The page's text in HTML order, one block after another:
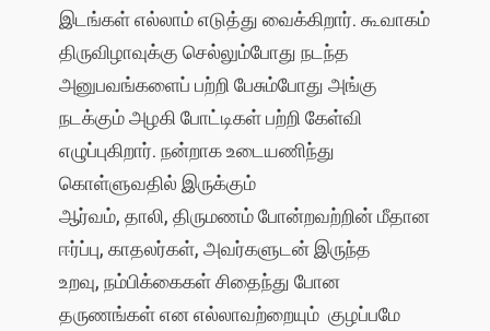
இடங்கள் எல்லாம் எடுத்து வைக்கிறார். கூவாகம்
திருவிழாவுக்கு செல்லும்போது நடந்த
அனுபவங்களைப் பற்றி பேசும்போது அங்கு
நடக்கும் அழகி போட்டிகள் பற்றி கேள்வி
எழுப்புகிறார். நன்றாக உடையணிந்து
கொள்ளுவதில் இருக்கும்
ஆர்வம், தாலி, திருமணம் போன்றவற்றின் மீதான
ஈர்ப்பு, காதலர்கள், அவர்களுடன் இருந்த
உறவு, நம்பிக்கைகள் சிதைந்து போன
தருணங்கள் என எல்லாவற்றையும் குழப்பமே